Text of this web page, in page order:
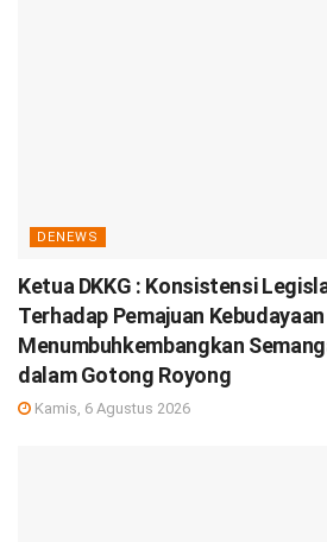
DENEWS
Ketua DKKG : Konsistensi
Terhadap Pemajuan Kebudayaan
Menumbuhkembangkan
dalam Gotong Royong
Kamis, 6 Agustus 2026